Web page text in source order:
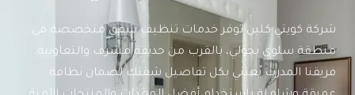
شركة كويتي كلين توفر خدمات تنظيف شقق متخصصة في
منطقة سلوى بحولي، بالقرب من حديقة مشرف والتعاونية.
فريقنا المدرب يعتني بكل تفاصيل شقتك لضمان نظافة